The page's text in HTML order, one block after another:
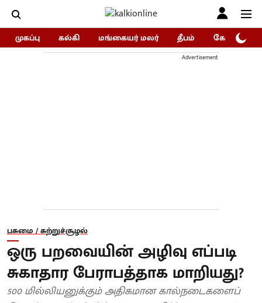
முகப்பு கல்கி மங்கையர் மலர் தீபம் கோகுலம்/
Advertisement
பசுமை / சுற்றுச்சூழல்
ஒரு பறவையின் அழிவு எப்படி
சுகாதார பேராபத்தாக மாறியது?
500 மில்லியனுக்கும் அதிகமான கால்நடைகளைப்